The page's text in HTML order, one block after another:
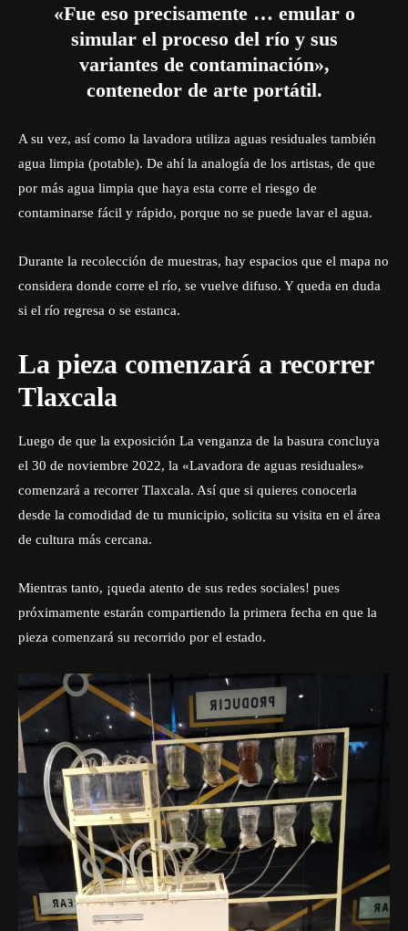
«Fue eso precisamente … emular o
simular el proceso del río y sus
variantes de contaminación»,
contenedor de arte portátil.
A su vez, así como la lavadora utiliza aguas residuales también
agua limpia (potable). De ahí la analogía de los artistas, de que
por más agua limpia que haya esta corre el riesgo de
contaminarse fácil y rápido, porque no se puede lavar el agua.
Durante la recolección de muestras, hay espacios que el mapa no
considera donde corre el río, se vuelve difuso. Y queda en duda
si el río regresa o se estanca.
La pieza comenzará a recorrer
Tlaxcala
Luego de que la exposición La venganza de la basura concluya
el 30 de noviembre 2022, la «Lavadora de aguas residuales»
comenzará a recorrer Tlaxcala. Así que si quieres conocerla
desde la comodidad de tu municipio, solicita su visita en el área
de cultura más cercana.
Mientras tanto, ¡queda atento de sus redes sociales! pues
próximamente estarán compartiendo la primera fecha en que la
pieza comenzará su recorrido por el estado.